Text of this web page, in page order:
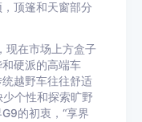
顶篷和天窗部分
现在市场上方盒子
硬派的高端车
越野车往往舒适
个性和探索旷野
的初衷，“享界